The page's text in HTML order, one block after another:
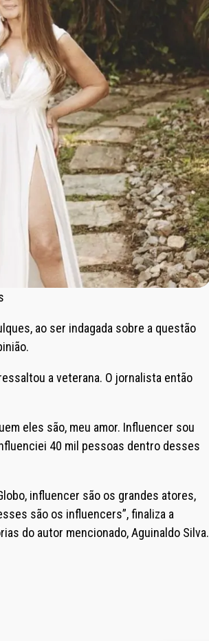
ao ser indagada sobre a questão
a veterana. O jornalista então
eles são, meu amor. Influencer sou
40 mil pessoas dentro desses
influencer são os grandes atores,
são os influencers”, finaliza a
do autor mencionado, Aguinaldo Silva.